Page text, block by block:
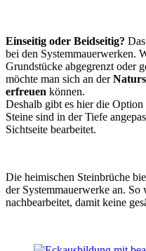
Einseitig oder Beidseitig?
bei den Systemmauerwerken.
Grundstücke abgegrenzt oder
möchte man sich an der
erfreuen können.
Deshalb gibt es hier die Option
Steine sind in der Tiefe
Sichtseite bearbeitet.
Die heimischen Steinbrüche
der Systemmauerwerke an.
nachbearbeitet, damit keine